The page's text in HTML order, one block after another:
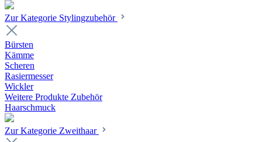
Zur Kategorie Stylingzubehör
Bürsten
Kämme
Scheren
Rasiermesser
Wickler
Weitere Produkte Zubehör
Haarschmuck
Zur Kategorie Zweithaar